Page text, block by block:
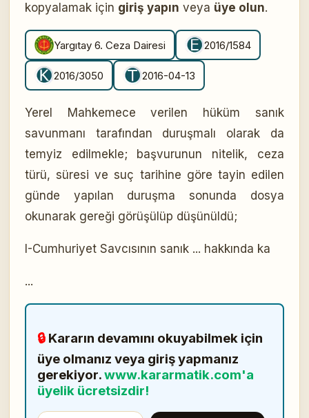
kopyalamak için giriş yapın veya üye olun.
Yargıtay 6. Ceza Dairesi 2016/1584
2016/3050 2016-04-13
Yerel Mahkemece verilen hüküm sanık
savunmanı tarafından duruşmalı olarak da
temyiz edilmekle; başvurunun nitelik, ceza
türü, süresi ve suç tarihine göre tayin edilen
günde yapılan duruşma sonunda dosya
okunarak gereği görüşülüp düşünüldü;
I-Cumhuriyet Savcısının sanık ... hakkında ka
...
🔒 Kararın devamını okuyabilmek için
üye olmanız veya giriş yapmanız
gerekiyor.www.kararmatik.com'a
üyelik ücretsizdir!